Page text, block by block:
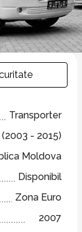
Transporter
(2003 - 2015)
Moldova
Disponibil
Zona Euro
2007